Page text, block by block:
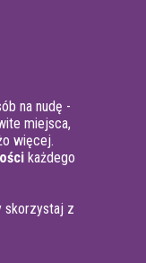
na nudę -
miejsca,
więcej.
każdego
skorzystaj z